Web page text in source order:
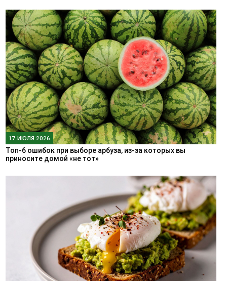
17 ИЮЛЯ 2026
Топ-6 ошибок при выборе арбуза, из-за которых вы
приносите домой «не тот»